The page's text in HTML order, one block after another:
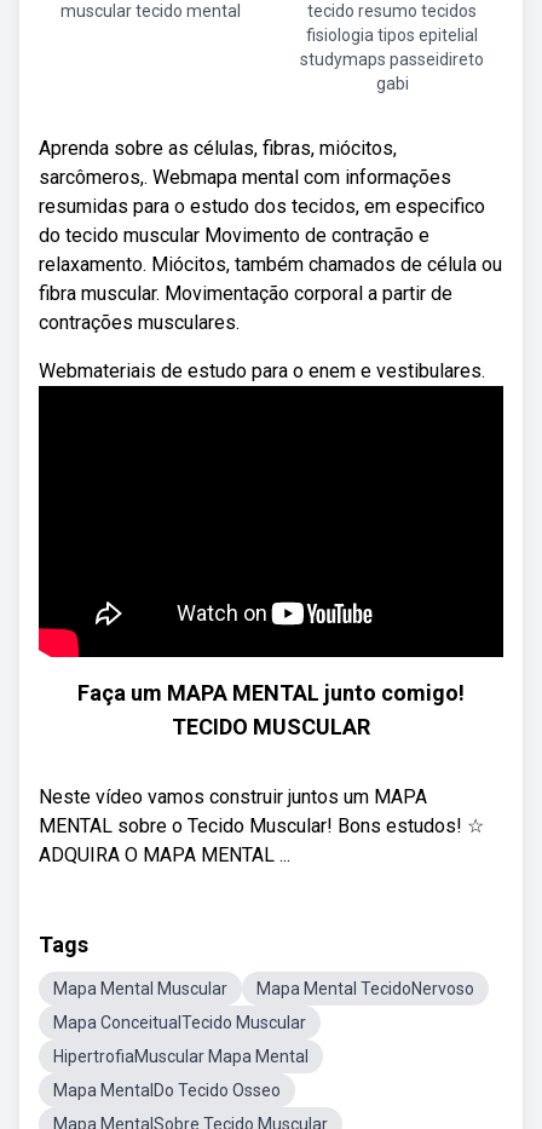
muscular tecido mental
tecido resumo tecidos
fisiologia tipos epitelial
studymaps passeidireto
gabi
Aprenda sobre as células, fibras, miócitos,
sarcômeros,. Webmapa mental com informações
resumidas para o estudo dos tecidos, em especifico
do tecido muscular Movimento de contração e
relaxamento. Miócitos, também chamados de célula ou
fibra muscular. Movimentação corporal a partir de
contrações musculares.
Webmateriais de estudo para o enem e vestibulares.
Faça um MAPA MENTAL junto comigo!
TECIDO MUSCULAR
Neste vídeo vamos construir juntos um MAPA
MENTAL sobre o Tecido Muscular! Bons estudos! ☆
ADQUIRA O MAPA MENTAL ...
Tags
Mapa Mental Muscular
Mapa Mental TecidoNervoso
Mapa ConceitualTecido Muscular
HipertrofiaMuscular Mapa Mental
Mapa MentalDo Tecido Osseo
Mapa MentalSobre Tecido Muscular